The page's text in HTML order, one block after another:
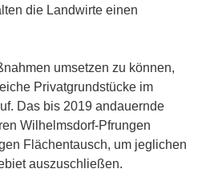
die Landwirte einen
umsetzen zu können,
Privatgrundstücke im
Das bis 2019 andauernde
Wilhelmsdorf-Pfrungen
Flächentausch, um jeglichen
auszuschließen.